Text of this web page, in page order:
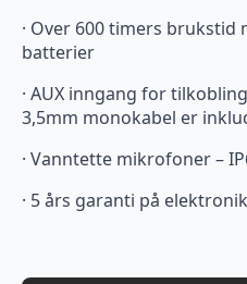
· Over 600 timers brukstid
batterier
· AUX inngang for
3,5mm monokabel er
· Vanntette mikrofoner –
· 5 års garanti på